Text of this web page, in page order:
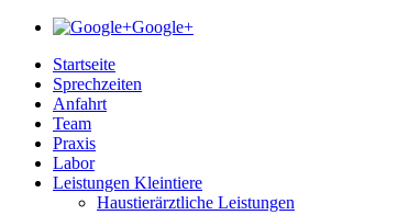
Google+
Startseite
Sprechzeiten
Anfahrt
Team
Praxis
Labor
Leistungen Kleintiere
Haustierärztliche Leistungen